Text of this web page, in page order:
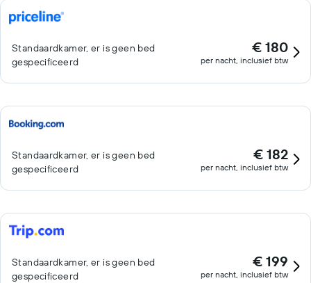
Standaardkamer, er is geen bed
gespecificeerd
€ 180
per nacht, inclusief btw
Standaardkamer, er is geen bed
gespecificeerd
€ 182
per nacht, inclusief btw
Standaardkamer, er is geen bed
gespecificeerd
€ 199
per nacht, inclusief btw